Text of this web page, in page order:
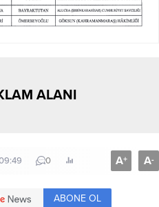
ALANI
0 A+ A-
ABONE OL